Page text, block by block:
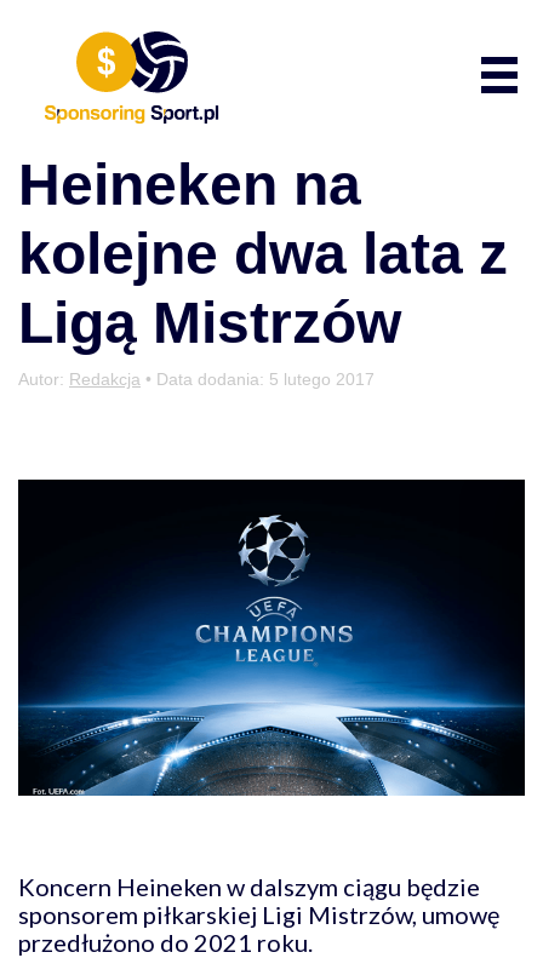
Heineken na
kolejne dwa lata z
Ligą Mistrzów
Autor: Redakcja • Data dodania: 5 lutego 2017
Koncern Heineken w dalszym ciągu będzie
sponsorem piłkarskiej Ligi Mistrzów, umowę
przedłużono do 2021 roku.